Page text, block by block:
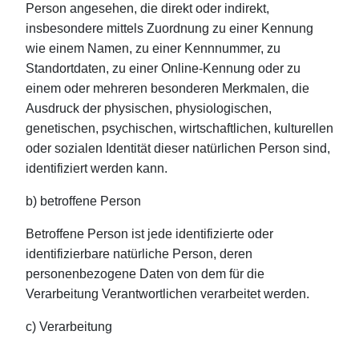
Person angesehen, die direkt oder indirekt,
insbesondere mittels Zuordnung zu einer Kennung
wie einem Namen, zu einer Kennnummer, zu
Standortdaten, zu einer Online-Kennung oder zu
einem oder mehreren besonderen Merkmalen, die
Ausdruck der physischen, physiologischen,
genetischen, psychischen, wirtschaftlichen, kulturellen
oder sozialen Identität dieser natürlichen Person sind,
identifiziert werden kann.
b) betroffene Person
Betroffene Person ist jede identifizierte oder
identifizierbare natürliche Person, deren
personenbezogene Daten von dem für die
Verarbeitung Verantwortlichen verarbeitet werden.
c) Verarbeitung